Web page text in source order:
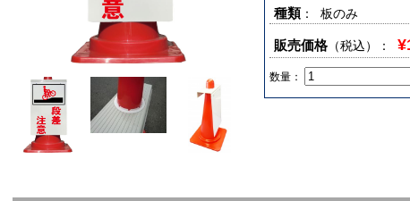
種類 ： 板のみ
販売価格 （税込） ：
数量：